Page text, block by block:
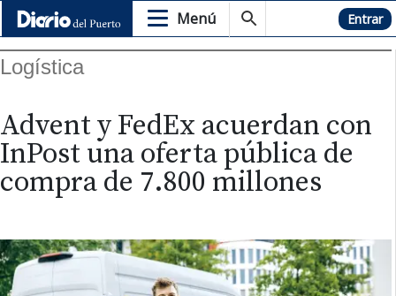
Menú Hemeroteca Entrar
Logística
Advent y FedEx acuerdan con
InPost una oferta pública de
compra de 7.800 millones